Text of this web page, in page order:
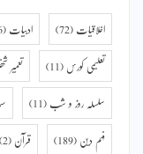
اخلاقیات (72) ادبیات (6)
تعلیمی کورس (11) تعمیر
سلسلہ روز و شب (11)
فہم دین (189) قرآن (2)